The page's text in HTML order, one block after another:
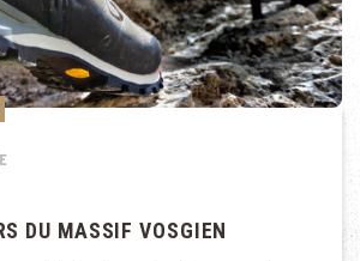
DU MASSIF VOSGIEN